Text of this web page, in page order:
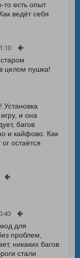
то есть опыт
ведёт себя
в целом пушка!
Установка
и она
багов
и кайфово. Как
остаётся
для
проблем,
никаких багов
стали